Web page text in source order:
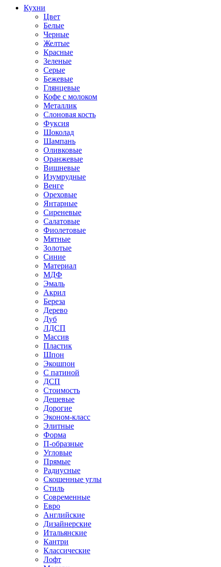
Кухни
Цвет
Белые
Черные
Желтые
Красные
Зеленые
Серые
Бежевые
Глянцевые
Кофе с молоком
Металлик
Слоновая кость
Фуксия
Шоколад
Шампань
Оливковые
Оранжевые
Вишневые
Изумрудные
Венге
Ореховые
Янтарные
Сиреневые
Салатовые
Фиолетовые
Мятные
Золотые
Синие
Материал
МДФ
Эмаль
Акрил
Береза
Дерево
Дуб
ЛДСП
Массив
Пластик
Шпон
Экошпон
С патиной
ДСП
Стоимость
Дешевые
Дорогие
Эконом-класс
Элитные
Форма
П-образные
Угловые
Прямые
Радиусные
Скошенные углы
Стиль
Современные
Евро
Английские
Дизайнерские
Итальянские
Кантри
Классические
Лофт